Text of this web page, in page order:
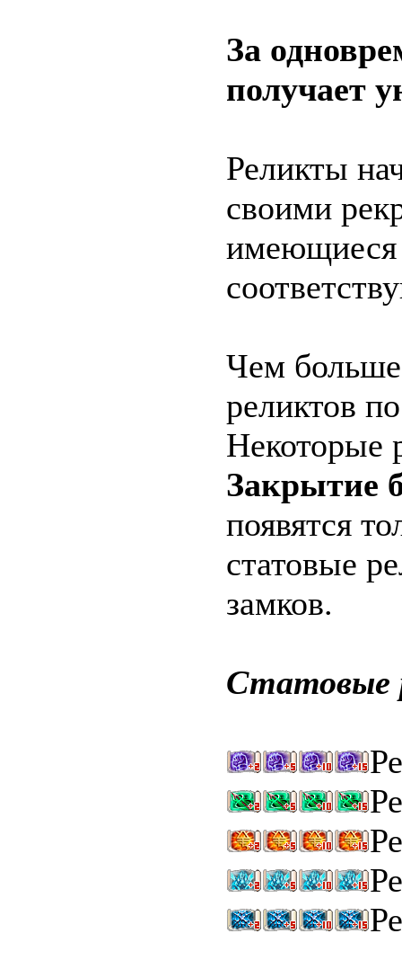
За
получает
Реликты
своими
имеющиеся
Чем больше
реликтов
Некоторые
Закрытие
появятся
статовые
замков.
Статовые